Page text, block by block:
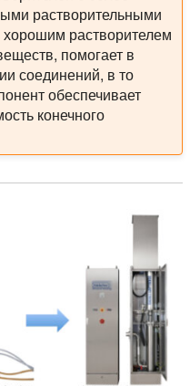
растворительными
растворителем
помогает в
соединений, в то
обеспечивает
конечного